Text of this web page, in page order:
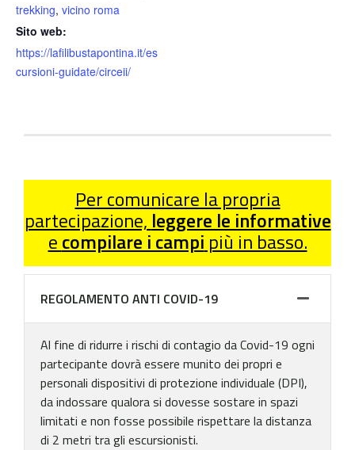
trekking, vicino roma
Sito web:
https://lafilibustapontina.it/es
cursioni-guidate/circeii/
Per comunicare la propria
partecipazione, leggere le informative
ecompilare i campi più in basso.
REGOLAMENTO ANTI COVID-19
Al fine di ridurre i rischi di contagio da Covid-19 ogni
partecipante dovrà essere munito dei propri e
personali dispositivi di protezione individuale (DPI),
da indossare qualora si dovesse sostare in spazi
limitati e non fosse possibile rispettare la distanza
di 2 metri tra gli escursionisti.